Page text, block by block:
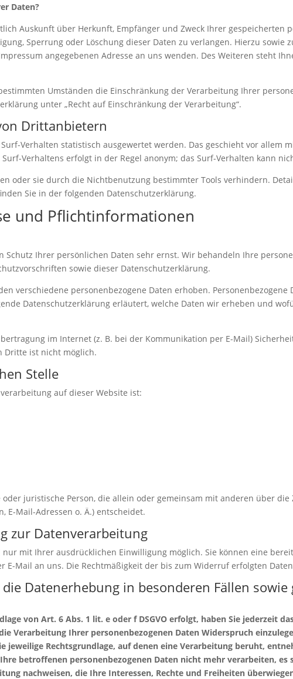
Daten?
Auskunft über Herkunft, Empfänger und Zweck Ihrer gespeicherten
Sperrung oder Löschung dieser Daten zu verlangen. Hierzu sowie
angegebenen Adresse an uns wenden. Des Weiteren steht
Umständen die Einschränkung der Verarbeitung Ihrer
unter „Recht auf Einschränkung der Verarbeitung“.
Drittanbietern
Verhalten statistisch ausgewertet werden. Das geschieht vor allem
Verhaltens erfolgt in der Regel anonym; das Surf-Verhalten kann
oder sie durch die Nichtbenutzung bestimmter Tools verhindern.
Sie in der folgenden Datenschutzerklärung.
und Pflichtinformationen
Schutz Ihrer persönlichen Daten sehr ernst. Wir behandeln Ihre
sowie dieser Datenschutzerklärung.
verschiedene personenbezogene Daten erhoben.
Datenschutzerklärung erläutert, welche Daten wir erheben und
im Internet (z. B. bei der Kommunikation per E-Mail)
Dritte ist nicht möglich.
Stelle
auf dieser Website ist:
juristische Person, die allein oder gemeinsam mit anderen über
E-Mail-Adressen o. Ä.) entscheidet.
zur Datenverarbeitung
nur mit Ihrer ausdrücklichen Einwilligung möglich. Sie können eine
E-Mail an uns. Die Rechtmäßigkeit der bis zum Widerruf erfolgten
Datenerhebung in besonderen Fällen
von Art. 6 Abs. 1 lit. e oder f DSGVO erfolgt, haben Sie jederzeit
Verarbeitung Ihrer personenbezogenen Daten Widerspruch
jeweilige Rechtsgrundlage, auf denen eine Verarbeitung beruht,
betroffenen personenbezogenen Daten nicht mehr verarbeiten, es
nachweisen, die Ihre Interessen, Rechte und Freiheiten